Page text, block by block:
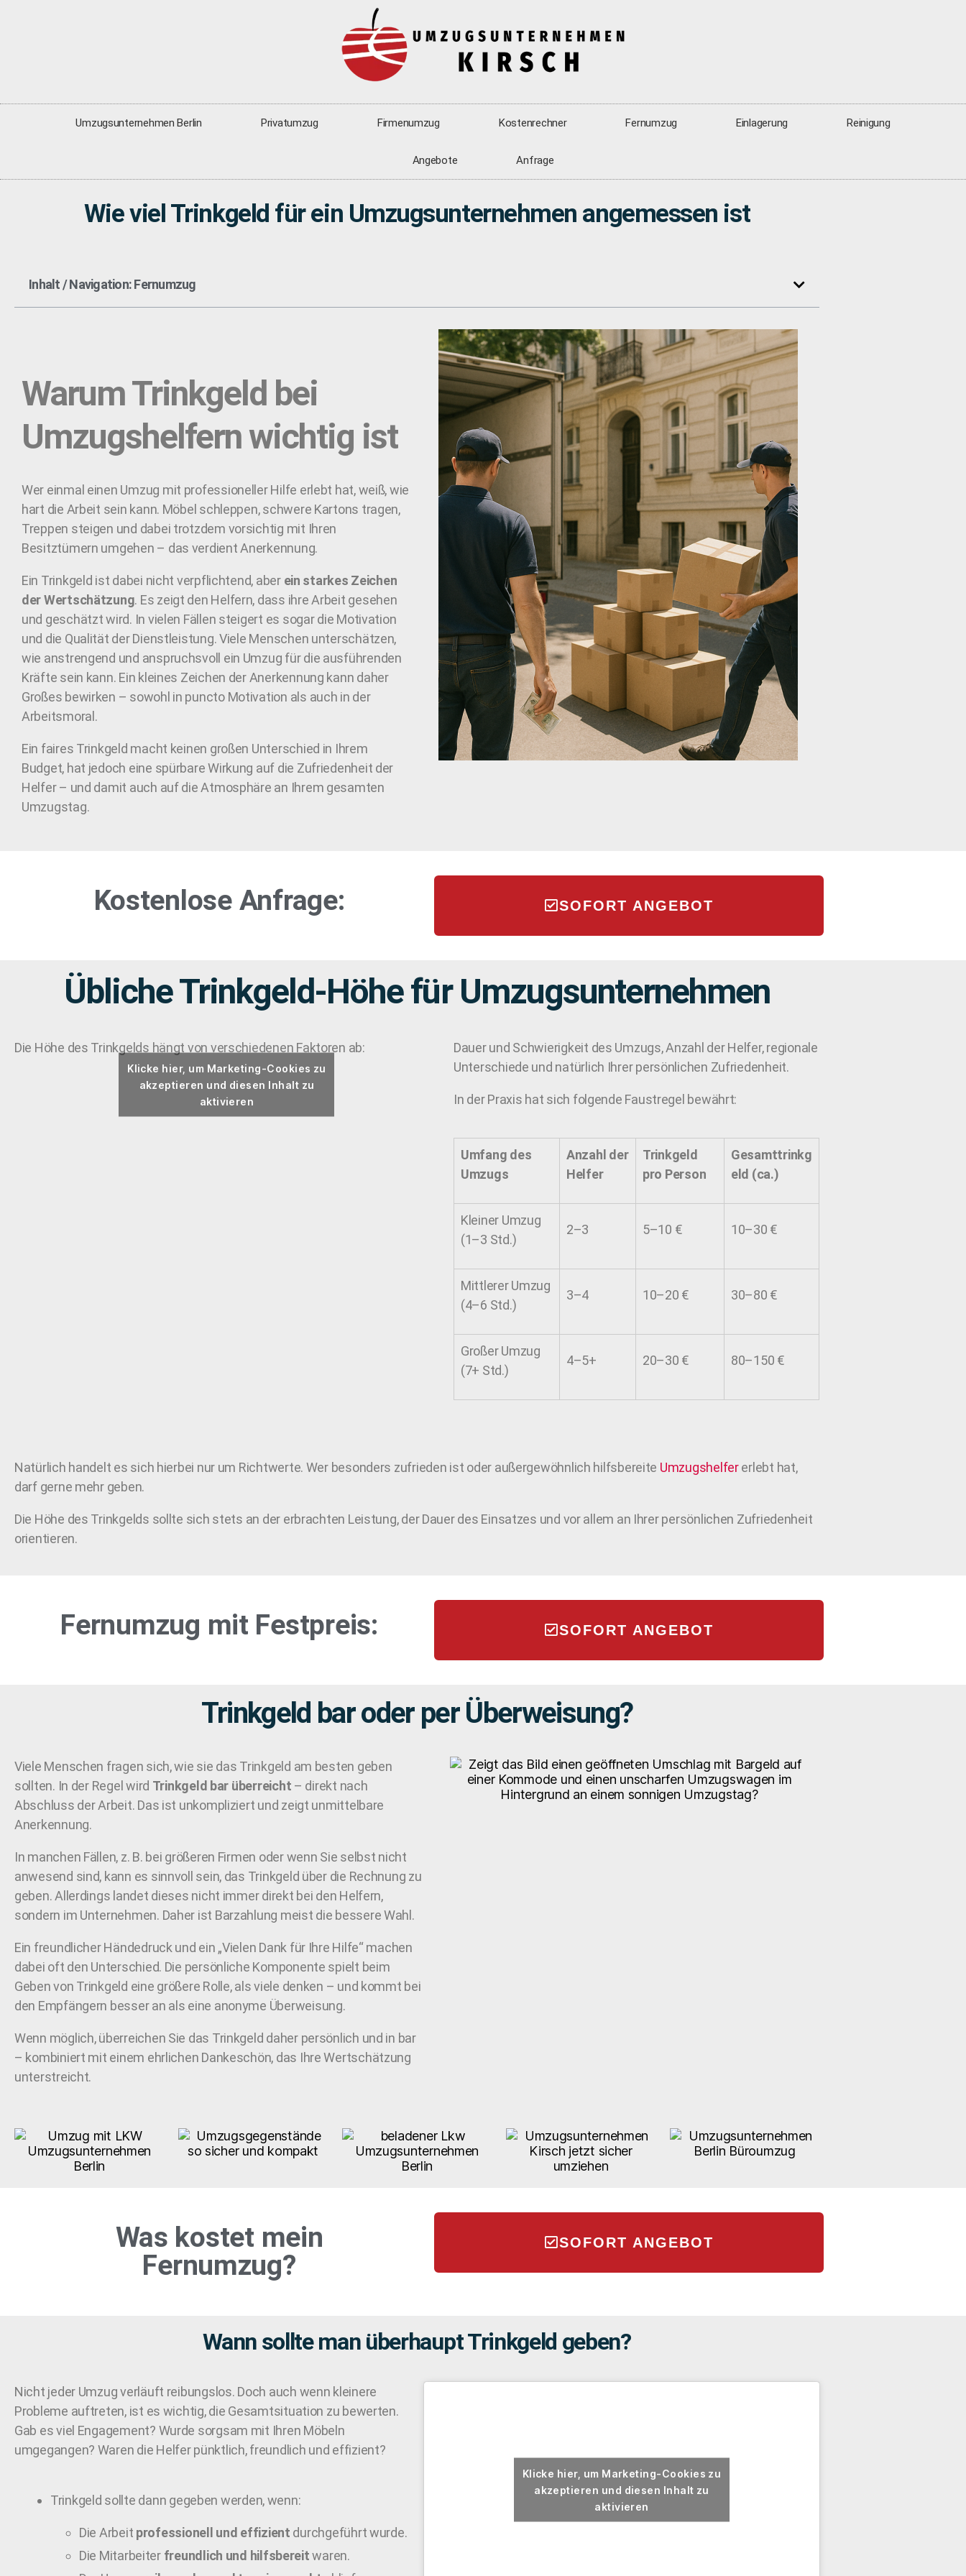
Umzugsunternehmen Berlin Privatumzug Firmenumzug Kostenrechner Fernumzug Einlagerung Reinigung
Angebote Anfrage
Wie viel Trinkgeld für ein Umzugsunternehmen angemessen ist
Inhalt / Navigation: Fernumzug
Warum Trinkgeld bei
Umzugshelfern wichtig ist
Wer einmal einen Umzug mit professioneller Hilfe erlebt hat, weiß, wie
hart die Arbeit sein kann. Möbel schleppen, schwere Kartons tragen,
Treppen steigen und dabei trotzdem vorsichtig mit Ihren
Besitztümern umgehen – das verdient Anerkennung.
Ein Trinkgeld ist dabei nicht verpflichtend, aber ein starkes Zeichen
der Wertschätzung. Es zeigt den Helfern, dass ihre Arbeit gesehen
und geschätzt wird. In vielen Fällen steigert es sogar die Motivation
und die Qualität der Dienstleistung. Viele Menschen unterschätzen,
wie anstrengend und anspruchsvoll ein Umzug für die ausführenden
Kräfte sein kann. Ein kleines Zeichen der Anerkennung kann daher
Großes bewirken – sowohl in puncto Motivation als auch in der
Arbeitsmoral.
Ein faires Trinkgeld macht keinen großen Unterschied in Ihrem
Budget, hat jedoch eine spürbare Wirkung auf die Zufriedenheit der
Helfer – und damit auch auf die Atmosphäre an Ihrem gesamten
Umzugstag.
Kostenlose Anfrage: SOFORT ANGEBOT
Übliche Trinkgeld-Höhe für Umzugsunternehmen
Die Höhe des Trinkgelds hängt von verschiedenen Faktoren ab:
Klicke hier, um Marketing-Cookies zu
akzeptieren und diesen Inhalt zu
aktivieren
Dauer und Schwierigkeit des Umzugs, Anzahl der Helfer, regionale
Unterschiede und natürlich Ihrer persönlichen Zufriedenheit.
In der Praxis hat sich folgende Faustregel bewährt:
Umfang des
Umzugs
Anzahl der
Helfer
Trinkgeld
pro Person
Gesamttrinkg
eld (ca.)
Kleiner Umzug
(1–3 Std.)
2–3 5–10 € 10–30 €
Mittlerer Umzug
(4–6 Std.)
3–4 10–20 € 30–80 €
Großer Umzug
(7+ Std.)
4–5+ 20–30 € 80–150 €
Natürlich handelt es sich hierbei nur um Richtwerte. Wer besonders zufrieden ist oder außergewöhnlich hilfsbereite Umzugshelfererlebt hat,
darf gerne mehr geben.
Die Höhe des Trinkgelds sollte sich stets an der erbrachten Leistung, der Dauer des Einsatzes und vor allem an Ihrer persönlichen Zufriedenheit
orientieren.
Fernumzug mit Festpreis: SOFORT ANGEBOT
Trinkgeld bar oder per Überweisung?
Viele Menschen fragen sich, wie sie das Trinkgeld am besten geben
sollten. In der Regel wird Trinkgeld bar überreicht – direkt nach
Abschluss der Arbeit. Das ist unkompliziert und zeigt unmittelbare
Anerkennung.
In manchen Fällen, z. B. bei größeren Firmen oder wenn Sie selbst nicht
anwesend sind, kann es sinnvoll sein, das Trinkgeld über die Rechnung zu
geben. Allerdings landet dieses nicht immer direkt bei den Helfern,
sondern im Unternehmen. Daher ist Barzahlung meist die bessere Wahl.
Ein freundlicher Händedruck und ein „Vielen Dank für Ihre Hilfe“ machen
dabei oft den Unterschied. Die persönliche Komponente spielt beim
Geben von Trinkgeld eine größere Rolle, als viele denken – und kommt bei
den Empfängern besser an als eine anonyme Überweisung.
Wenn möglich, überreichen Sie das Trinkgeld daher persönlich und in bar
– kombiniert mit einem ehrlichen Dankeschön, das Ihre Wertschätzung
unterstreicht.
Was kostet mein
Fernumzug?
SOFORT ANGEBOT
Wann sollte man überhaupt Trinkgeld geben?
Nicht jeder Umzug verläuft reibungslos. Doch auch wenn kleinere
Probleme auftreten, ist es wichtig, die Gesamtsituation zu bewerten.
Gab es viel Engagement? Wurde sorgsam mit Ihren Möbeln
umgegangen? Waren die Helfer pünktlich, freundlich und effizient?
Trinkgeld sollte dann gegeben werden, wenn:
Die Arbeit professionell und effizient durchgeführt wurde.
Die Mitarbeiter freundlich und hilfsbereitwaren.
Klicke hier, um Marketing-Cookies zu
akzeptieren und diesen Inhalt zu
aktivieren